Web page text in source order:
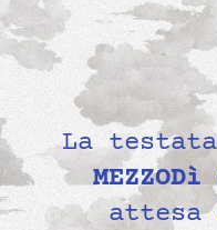
La
attesa